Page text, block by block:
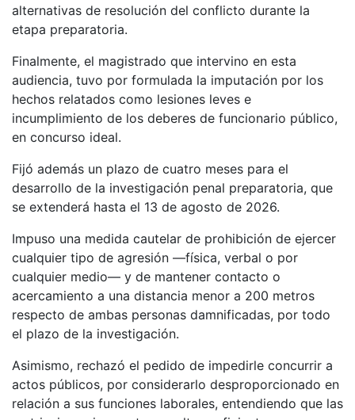
alternativas de resolución del conflicto durante la
etapa preparatoria.
Finalmente, el magistrado que intervino en esta
audiencia, tuvo por formulada la imputación por los
hechos relatados como lesiones leves e
incumplimiento de los deberes de funcionario público,
en concurso ideal.
Fijó además un plazo de cuatro meses para el
desarrollo de la investigación penal preparatoria, que
se extenderá hasta el 13 de agosto de 2026.
Impuso una medida cautelar de prohibición de ejercer
cualquier tipo de agresión —física, verbal o por
cualquier medio— y de mantener contacto o
acercamiento a una distancia menor a 200 metros
respecto de ambas personas damnificadas, por todo
el plazo de la investigación.
Asimismo, rechazó el pedido de impedirle concurrir a
actos públicos, por considerarlo desproporcionado en
relación a sus funciones laborales, entendiendo que las